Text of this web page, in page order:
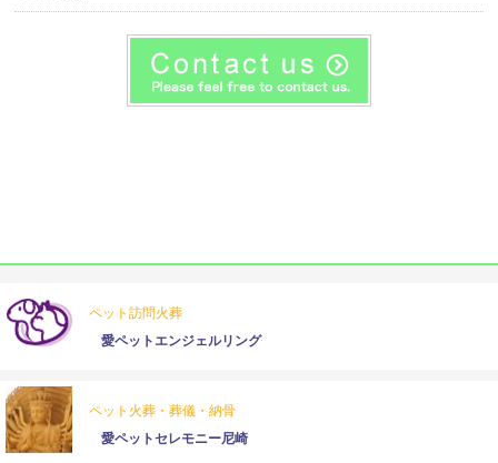
ペット訪問火葬
愛ペットエンジェルリング
ペット火葬・葬儀・納骨
愛ペットセレモニー尼崎